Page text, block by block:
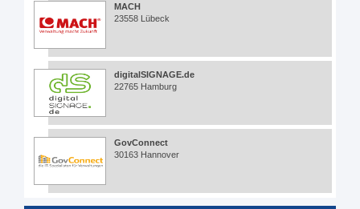
MACH
23558 Lübeck
digitalSIGNAGE.de
22765 Hamburg
GovConnect
30163 Hannover